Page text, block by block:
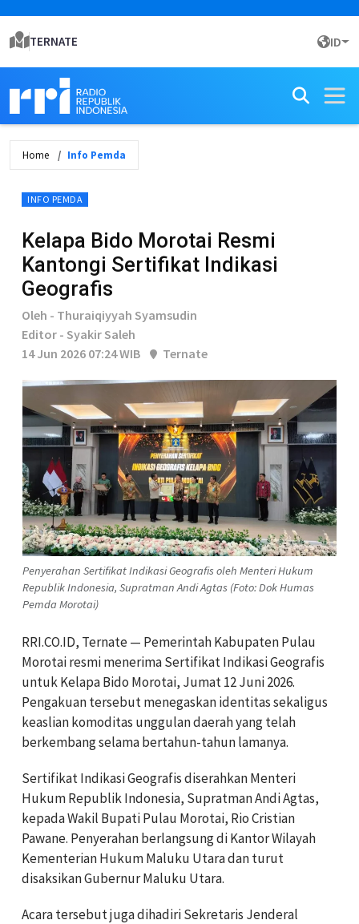
TERNATE ID
Home Info Pemda
INFO PEMDA
Kelapa Bido Morotai Resmi
Kantongi Sertifikat Indikasi
Geografis
Oleh - Thuraiqiyyah Syamsudin
Editor - Syakir Saleh
14 Jun 2026 07:24 WIB
Ternate
Penyerahan Sertifikat Indikasi Geografis oleh Menteri Hukum
Republik Indonesia, Supratman Andi Agtas (Foto: Dok Humas
Pemda Morotai)
RRI.CO.ID, Ternate — Pemerintah Kabupaten Pulau
Morotai resmi menerima Sertifikat Indikasi Geografis
untuk Kelapa Bido Morotai, Jumat 12 Juni 2026.
Pengakuan tersebut menegaskan identitas sekaligus
keaslian komoditas unggulan daerah yang telah
berkembang selama bertahun-tahun lamanya.
Sertifikat Indikasi Geografis diserahkan Menteri
Hukum Republik Indonesia, Supratman Andi Agtas,
kepada Wakil Bupati Pulau Morotai, Rio Cristian
Pawane. Penyerahan berlangsung di Kantor Wilayah
Kementerian Hukum Maluku Utara dan turut
disaksikan Gubernur Maluku Utara.
Acara tersebut juga dihadiri Sekretaris Jenderal